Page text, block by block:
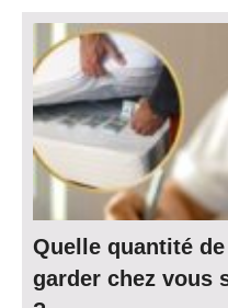
Quelle quantité
garder chez vous